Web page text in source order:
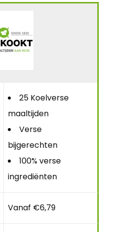
25 Koelverse
maaltijden
Verse
bijgerechten
100% verse
ingrediënten
Vanaf €6,79